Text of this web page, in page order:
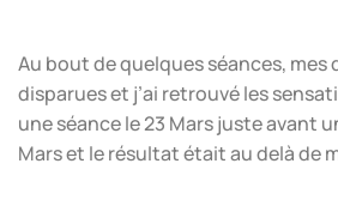
Au bout de quelques séances, mes
disparues et j’ai retrouvé les
une séance le 23 Mars juste avant
Mars et le résultat était au delà de